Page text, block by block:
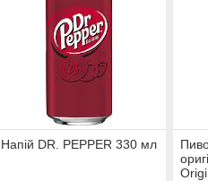
Напій DR. PEPPER 330 мл